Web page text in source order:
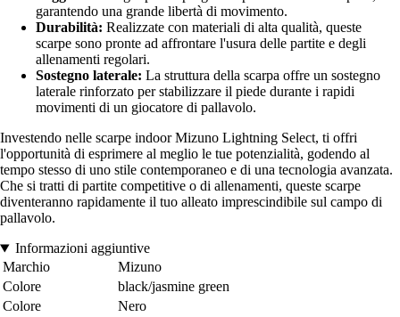
garantendo una grande libertà di movimento.
Durabilità: Realizzate con materiali di alta qualità, queste
scarpe sono pronte ad affrontare l'usura delle partite e degli
allenamenti regolari.
Sostegno laterale: La struttura della scarpa offre un sostegno
laterale rinforzato per stabilizzare il piede durante i rapidi
movimenti di un giocatore di pallavolo.
Investendo nelle scarpe indoor Mizuno Lightning Select, ti offri
l'opportunità di esprimere al meglio le tue potenzialità, godendo al
tempo stesso di uno stile contemporaneo e di una tecnologia avanzata.
Che si tratti di partite competitive o di allenamenti, queste scarpe
diventeranno rapidamente il tuo alleato imprescindibile sul campo di
pallavolo.
Informazioni aggiuntive
Marchio
Mizuno
Colore
black/jasmine green
Colore
Nero